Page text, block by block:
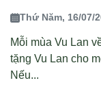
Thứ Năm, 16/07/
Mỗi mùa Vu Lan
tặng Vu Lan cho
Nếu...